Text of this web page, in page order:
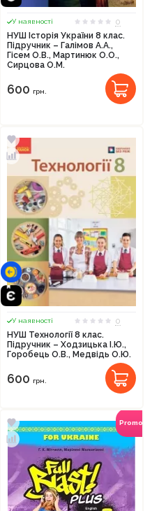
У наявності
0
НУШ Історія України 8 клас.
Підручник – Галімов А.А.,
Гісем О.В., Мартинюк О.О.,
Сирцова О.М.
600 грн.
У наявності
0
НУШ Технології 8 клас.
Підручник – Ходзицька І.Ю.,
Горобець О.В., Медвідь О.Ю.
600 грн.
покупки